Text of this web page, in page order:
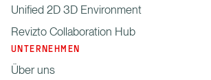
Unified 2D 3D Environment
Revizto Collaboration Hub
UNTERNEHMEN
Über uns